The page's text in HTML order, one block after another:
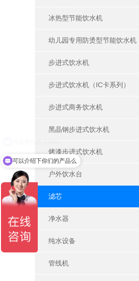
冰热型节能饮水机
幼儿园专用防烫型节能饮水机
步进式饮水机
步进式饮水机（IC卡系列）
步进式商务饮水机
黑晶钢步进式饮水机
烤漆步进式饮水机
户外饮水台
滤芯
净水器
纯水设备
管线机
可以介绍下你们的产品么